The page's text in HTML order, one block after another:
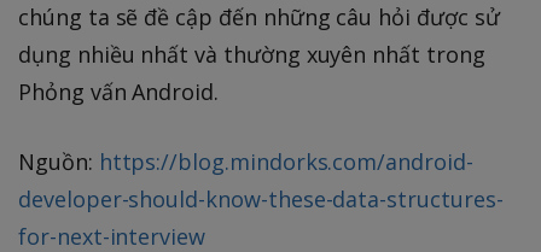
chúng ta sẽ đề cập đến những câu hỏi được sử
dụng nhiều nhất và thường xuyên nhất trong
Phỏng vấn Android.
Nguồn: https://blog.mindorks.com/android-
developer-should-know-these-data-structures-
for-next-interview